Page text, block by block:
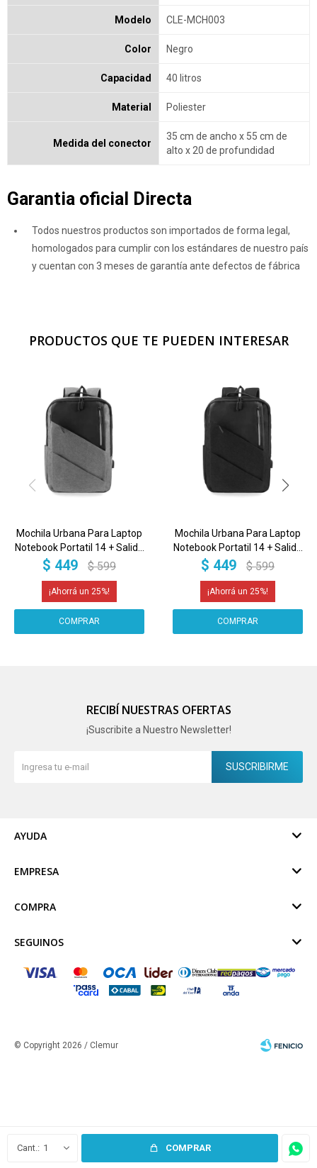
1 COMPRAR
Modelo CLE-MCH003
Color Negro
Capacidad 40 litros
Material Poliester
Medida del conector
35 cm de ancho x 55 cm de
alto x 20 de profundidad
Garantia oficial Directa
Todos nuestros productos son importados de forma legal,
homologados para cumplir con los estándares de nuestro país
y cuentan con 3 meses de garantía ante defectos de fábrica
PRODUCTOS QUE TE PUEDEN INTERESAR
Mochila Urbana Para Laptop
Notebook Portatil 14 + Salida
Usb LAP005
$ 449 $ 599
25
Mochila Urbana Para Laptop
Notebook Portatil 14 + Salida
Usb LAP005
$ 449 $ 599
25
RECIBÍ NUESTRAS OFERTAS
¡Suscribite a Nuestro Newsletter!
SUSCRIBIRME
AYUDA
EMPRESA
COMPRA
SEGUINOS
© Copyright 2026 / Clemur